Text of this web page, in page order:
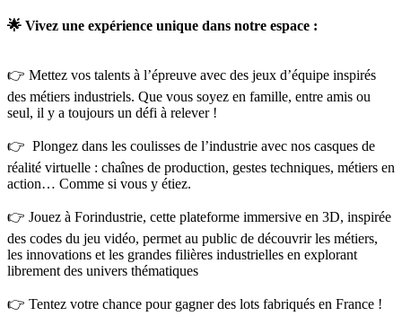
🌟 Vivez une expérience unique dans notre espace :
👉 Mettez vos talents à l’épreuve avec des jeux d’équipe inspirés
des métiers industriels. Que vous soyez en famille, entre amis ou
seul, il y a toujours un défi à relever !
👉 Plongez dans les coulisses de l’industrie avec nos casques de
réalité virtuelle : chaînes de production, gestes techniques, métiers en
action… Comme si vous y étiez.
👉 Jouez à Forindustrie, cette plateforme immersive en 3D, inspirée
des codes du jeu vidéo, permet au public de découvrir les métiers,
les innovations et les grandes filières industrielles en explorant
librement des univers thématiques
👉 Tentez votre chance pour gagner des lots fabriqués en France !